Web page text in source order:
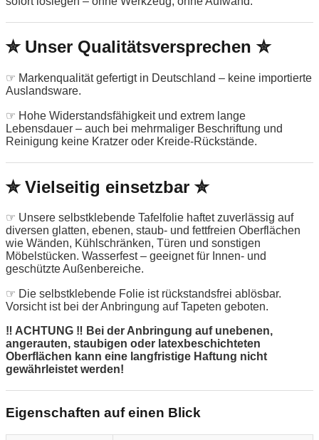
✮ Unser Qualitätsversprechen ✮
☞ Markenqualität gefertigt in Deutschland – keine importierte
Auslandsware.
☞ Hohe Widerstandsfähigkeit und extrem lange
Lebensdauer – auch bei mehrmaliger Beschriftung und
Reinigung keine Kratzer oder Kreide-Rückstände.
✮ Vielseitig einsetzbar ✮
☞ Unsere selbstklebende Tafelfolie haftet zuverlässig auf
diversen glatten, ebenen, staub- und fettfreien Oberflächen
wie Wänden, Kühlschränken, Türen und sonstigen
Möbelstücken. Wasserfest – geeignet für Innen- und
geschützte Außenbereiche.
☞ Die selbstklebende Folie ist rückstandsfrei ablösbar.
Vorsicht ist bei der Anbringung auf Tapeten geboten.
‼ ACHTUNG ‼ Bei der Anbringung auf unebenen,
angerauten, staubigen oder latexbeschichteten
Oberflächen kann eine langfristige Haftung nicht
gewährleistet werden!
Eigenschaften auf einen Blick